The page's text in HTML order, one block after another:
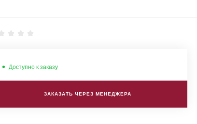
Доступно к заказу
ЗАКАЗАТЬ ЧЕРЕЗ МЕНЕДЖЕРА